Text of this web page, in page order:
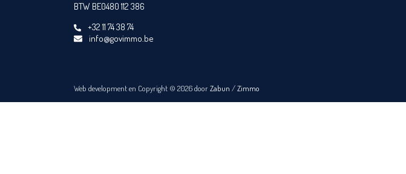
BTW BE0480 112 386
+32 11 74 38 74
info@govimmo.be
Web development en Copyright © 2026 doorZabun /Zimmo